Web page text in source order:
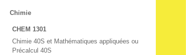
Chimie
CHEM 1301
Chimie 40S et Mathématiques appliquées ou
Précalcul 40S